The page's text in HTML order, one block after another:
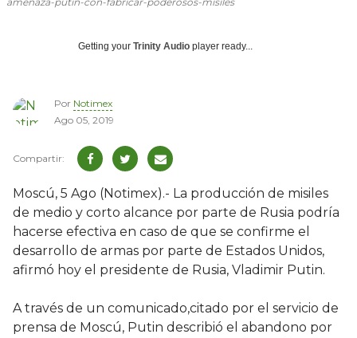
Getting your Trinity Audio player ready...
Por Notimex
Ago 05, 2019
Moscú, 5 Ago (Notimex).- La producción de misiles
de medio y corto alcance por parte de Rusia podría
hacerse efectiva en caso de que se confirme el
desarrollo de armas por parte de Estados Unidos,
afirmó hoy el presidente de Rusia, Vladimir Putin.
A través de un comunicado,citado por el servicio de
prensa de Moscú, Putin describió el abandono por